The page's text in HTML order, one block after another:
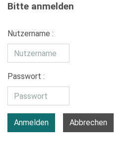
Bitte anmelden
Nutzername :
Passwort :
Anmelden Abbrechen